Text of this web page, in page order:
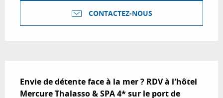
CONTACTEZ-NOUS
Envie de détente face à la mer ? RDV à l'hôtel
Mercure Thalasso & SPA 4* sur le port de